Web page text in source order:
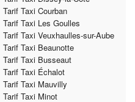
Tarif Taxi Courban
Tarif Taxi Les Goulles
Tarif Taxi Veuxhaulles-sur-Aube
Tarif Taxi Beaunotte
Tarif Taxi Busseaut
Tarif Taxi Échalot
Tarif Taxi Mauvilly
Tarif Taxi Minot